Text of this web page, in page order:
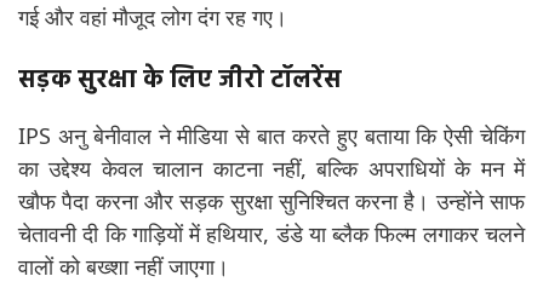
गई और वहां मौजूद लोग दंग रह गए।
सड़क सुरक्षा के लिए जीरो टॉलरेंस
IPS अनु बेनीवाल ने मीडिया से बात करते हुए बताया कि ऐसी चेकिंग
का उद्देश्य केवल चालान काटना नहीं, बल्कि अपराधियों के मन में
खौफ पैदा करना और सड़क सुरक्षा सुनिश्चित करना है। उन्होंने साफ
चेतावनी दी कि गाड़ियों में हथियार, डंडे या ब्लैक फिल्म लगाकर चलने
वालों को बख्शा नहीं जाएगा।